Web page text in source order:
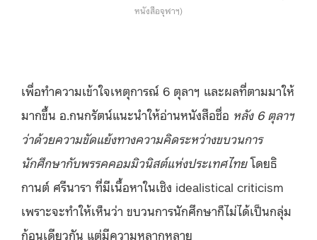
หนังสือจุฬาฯ)
เพื่อทำความเข้าใจเหตุการณ์ 6 ตุลาฯ และผลที่ตามมาให้
มากขึ้น อ.กนกรัตน์แนะนำให้อ่านหนังสือชื่อ หลัง 6 ตุลาฯ
ว่าด้วยความขัดแย้งทางความคิดระหว่างขบวนการ
นักศึกษากับพรรคคอมมิวนิสต์แห่งประเทศไทยโดยธิ
กานต์ ศรีนารา ที่มีเนื้อหาในเชิง idealistical criticism
เพราะจะทำให้เห็นว่า ขบวนการนักศึกษาก็ไม่ได้เป็นกลุ่ม
ก้อนเดียวกัน แต่มีความหลากหลาย